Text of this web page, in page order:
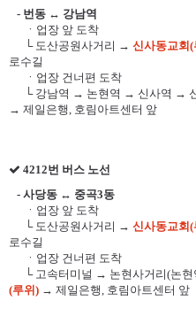
- 번동 ↔ 강남역
ㆍ업장 앞 도착
└ 도산공원사거리 → 신사동교회(
로수길
ㆍ업장 건너편 도착
└ 강남역 → 논현역 → 신사역 →
→ 제일은행, 호림아트센터 앞
4212번 버스 노선
- 사당동 ↔ 중곡3동
ㆍ업장 앞 도착
└ 도산공원사거리 → 신사동교회(
로수길
ㆍ업장 건너편 도착
└ 고속터미널 → 논현사거리(논
(루위) → 제일은행, 호림아트센터 앞